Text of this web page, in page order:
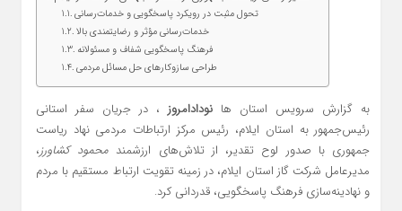
تحول مثبت در رویکرد پاسخگویی و خدمات‌رسانی
خدمات‌رسانی مؤثر و رضایتمندی بالا
فرهنگ پاسخگویی شفاف و مسئولانه
طراحی سازوکارهای حل مسائل مردمی
به گزارش سرویس استان ها نودادامروز، در جریان سفر استانی
رئیس‌جمهور به استان ایلام، رئیس مرکز ارتباطات مردمی نهاد ریاست
جمهوری با صدور لوح تقدیر، از تلاش‌های ارزشمند محمود کشاورز،
مدیرعامل شرکت گاز استان ایلام، در زمینه تقویت ارتباط مستقیم با مردم
و نهادینه‌سازی فرهنگ پاسخگویی، قدردانی کرد.